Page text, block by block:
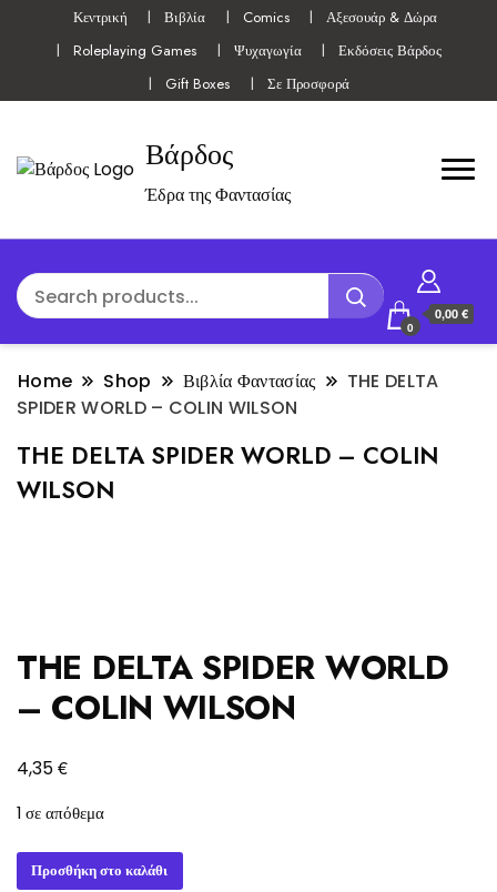
Κεντρική Βιβλία Comics
Αξεσουάρ & Δώρα
Roleplaying Games
Ψυχαγωγία
Εκδόσεις Βάρδος
Gift Boxes
Σε Προσφορά
Βάρδος
Έδρα της Φαντασίας
0
0,00 €
Home Shop Βιβλία Φαντασίας
THE DELTA
SPIDER WORLD – COLIN WILSON
THE DELTA SPIDER WORLD – COLIN
WILSON
THE DELTA SPIDER WORLD
– COLIN WILSON
4,35€
1 σε απόθεμα
THE
Προσθήκη στο καλάθι